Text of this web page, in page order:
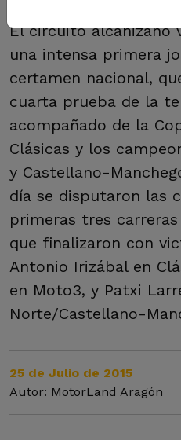
El circuito alcañizano
una intensa primera
certamen nacional,
cuarta prueba de la
acompañado de la
Clásicas y los
y Castellano-
día se disputaron las
primeras tres
que finalizaron con
Antonio Irizábal en
en Moto3, y Patxi
Norte/Castellano-
25 de Julio de 2015
Autor: MotorLand Aragón